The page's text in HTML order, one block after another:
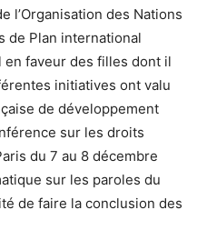
l’Organisation des Nations
de Plan international
en faveur des filles dont il
initiatives ont valu
de développement
sur les droits
du 7 au 8 décembre
sur les paroles du
de faire la conclusion des